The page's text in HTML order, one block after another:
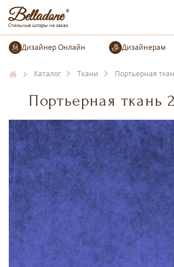
Каталог Ткани Портьерная
Портьерная ткань